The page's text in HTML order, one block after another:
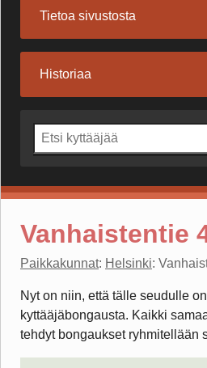
Tietoa sivustosta
Historiaa
Vanhaistentie
Paikkakunnat: Helsinki:
Nyt on niin, että tälle seudulle
kyttääjäbongausta. Kaikki
tehdyt bongaukset ryhmitellään